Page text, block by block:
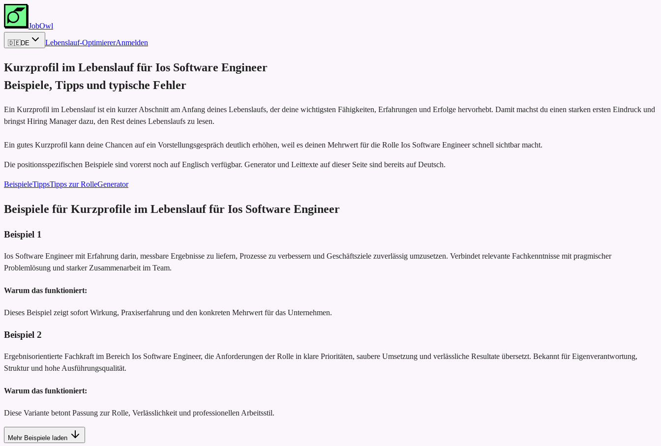
JobOwl
🇩🇪DE Lebenslauf-OptimiererAnmelden
Kurzprofil im Lebenslauf für Ios Software Engineer
Beispiele, Tipps und typische Fehler
Ein Kurzprofil im Lebenslauf ist ein kurzer Abschnitt am Anfang deines Lebenslaufs, der deine wichtigsten Fähigkeiten, Erfahrungen und Erfolge hervorhebt. Damit machst du einen starken ersten Eindruck und
bringst Hiring Manager dazu, den Rest deines Lebenslaufs zu lesen.
Ein gutes Kurzprofil kann deine Chancen auf ein Vorstellungsgespräch deutlich erhöhen, weil es deinen Mehrwert für die Rolle Ios Software Engineer schnell sichtbar macht.
Die positionsspezifischen Beispiele sind vorerst noch auf Englisch verfügbar. Generator und Leittexte auf dieser Seite sind bereits auf Deutsch.
BeispieleTippsTipps zur RolleGenerator
Beispiele für Kurzprofile im Lebenslauf für Ios Software Engineer
Beispiel 1
Ios Software Engineer mit Erfahrung darin, messbare Ergebnisse zu liefern, Prozesse zu verbessern und Geschäftsziele zuverlässig umzusetzen. Verbindet relevante Fachkenntnisse mit pragmischer
Problemlösung und starker Zusammenarbeit im Team.
Warum das funktioniert:
Dieses Beispiel zeigt sofort Wirkung, Praxiserfahrung und den konkreten Mehrwert für das Unternehmen.
Beispiel 2
Ergebnisorientierte Fachkraft im Bereich Ios Software Engineer, die Anforderungen der Rolle in klare Prioritäten, saubere Umsetzung und verlässliche Resultate übersetzt. Bekannt für Eigenverantwortung,
Struktur und hohe Ausführungsqualität.
Warum das funktioniert:
Diese Variante betont Passung zur Rolle, Verlässlichkeit und professionellen Arbeitsstil.
Mehr Beispiele laden